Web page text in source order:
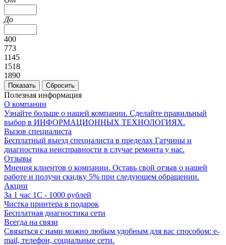
До
400
773
1145
1518
1890
Полезная информация
О компании
Узнайте больше о нашей компании. Сделайте правильный
выбор в ИНФОРМАЦИОННЫХ ТЕХНОЛОГИЯХ.
Вызов специалиста
Бесплатный выезд специалиста в пределах Гатчины и
диагностика неисправности в случае ремонта у нас.
Отзывы
Мнения клиентов о компании. Оставь свой отзыв о нашей
работе и получи скидку 5% при следующем обращении.
Акции
За 1 час 1С - 1000 рублей
Чистка принтера в подарок
Бесплатная диагностика сети
Всегда на связи
Связаться с нами можно любым удобным для вас способом: e-
mail, телефон, социальные сети.